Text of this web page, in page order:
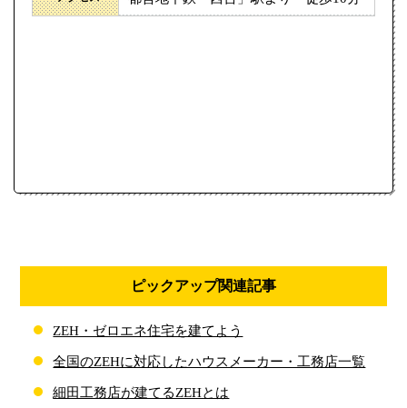
ピックアップ関連記事
ZEH・ゼロエネ住宅を建てよう
全国のZEHに対応したハウスメーカー・工務店一覧
細田工務店が建てるZEHとは